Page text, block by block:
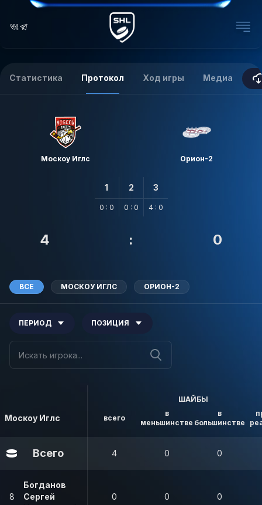
Статистика Протокол Ход игры Медиа
Москоу Иглс Орион-2
1
0 : 0
2
0 : 0
3
4 : 0
4 : 0
ВСЕ МОСКОУ ИГЛС ОРИОН-2
ПЕРИОД ПОЗИЦИЯ
Москоу Иглс
ШАЙБЫ
всего
в
меньшинстве
в
большинстве
Всего 4 0 0
8
Богданов
Сергей
0 0 0